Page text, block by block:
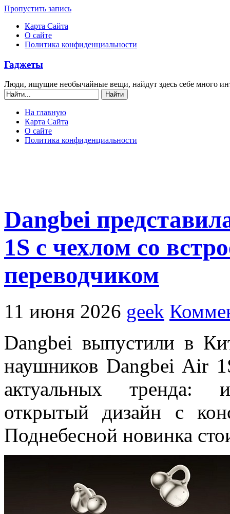
Пропустить запись
Карта Сайта
О сайте
Политика конфиденциальности
Гаджеты
Люди, ищущие необычайные вещи, найдут здесь себе много
На главную
Карта Сайта
О сайте
Политика конфиденциальности
Dangbei
1S с чехлом со
переводчиком
11 июня 2026 geek
Dangbei выпустили в
наушников Dangbei Air
актуальных тренда:
открытый дизайн с
Поднебесной новинка